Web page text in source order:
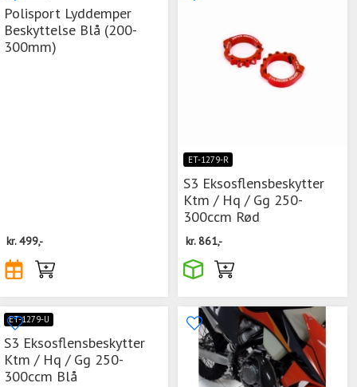
Polisport Lyddemper
Beskyttelse Blå (200-
300mm)
kr.499,-
ET-1279-R
S3 Eksosflensbeskytter
Ktm / Hq / Gg 250-
300ccm Rød
kr.861,-
ET-1279-U
S3 Eksosflensbeskytter
Ktm / Hq / Gg 250-
300ccm Blå